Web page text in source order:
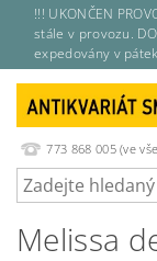
!!! UKONČEN
stále v provozu.
expedovány v
773 868 005 (ve
Melissa